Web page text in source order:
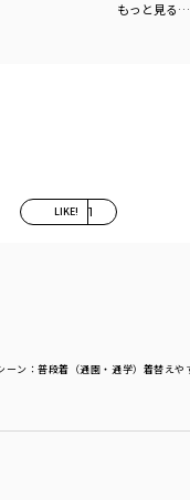
もっと見る…
LIKE! 1
ーン ：普段着（通園・通学） 着替えや